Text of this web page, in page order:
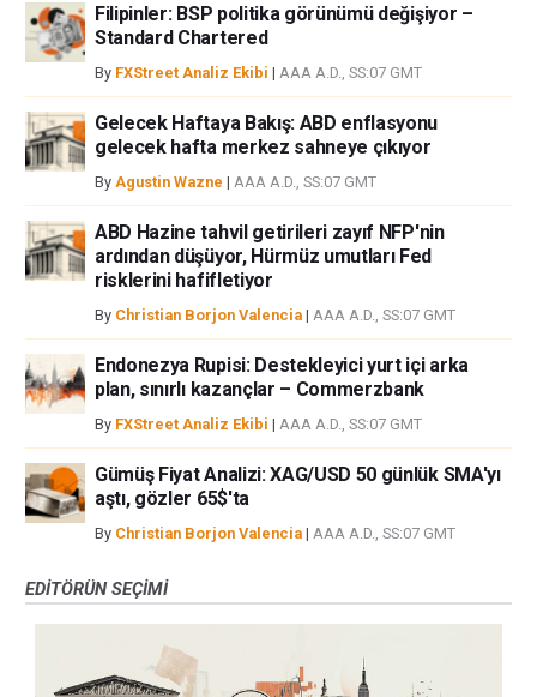
Filipinler: BSP politika görünümü değişiyor –
Standard Chartered
By FXStreet Analiz Ekibi | AAA A.D., SS:07 GMT
Gelecek Haftaya Bakış: ABD enflasyonu
gelecek hafta merkez sahneye çıkıyor
By Agustin Wazne | AAA A.D., SS:07 GMT
ABD Hazine tahvil getirileri zayıf NFP'nin
ardından düşüyor, Hürmüz umutları Fed
risklerini hafifletiyor
By Christian Borjon Valencia | AAA A.D., SS:07 GMT
Endonezya Rupisi: Destekleyici yurt içi arka
plan, sınırlı kazançlar – Commerzbank
By FXStreet Analiz Ekibi | AAA A.D., SS:07 GMT
Gümüş Fiyat Analizi: XAG/USD 50 günlük SMA'yı
aştı, gözler 65$'ta
By Christian Borjon Valencia | AAA A.D., SS:07 GMT
EDITÖRÜN SEÇIMI